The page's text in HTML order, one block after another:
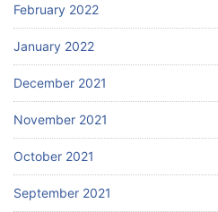
February 2022
January 2022
December 2021
November 2021
October 2021
September 2021